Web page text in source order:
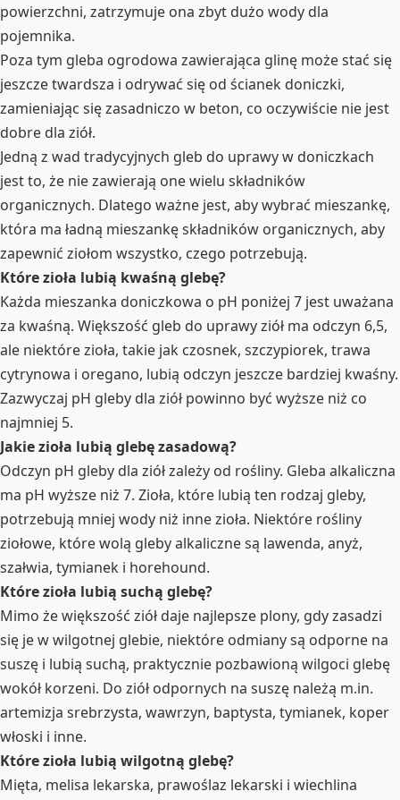
powierzchni, zatrzymuje ona zbyt dużo wody dla
pojemnika.
Poza tym gleba ogrodowa zawierająca glinę może stać się
jeszcze twardsza i odrywać się od ścianek doniczki,
zamieniając się zasadniczo w beton, co oczywiście nie jest
dobre dla ziół.
Jedną z wad tradycyjnych gleb do uprawy w doniczkach
jest to, że nie zawierają one wielu składników
organicznych. Dlatego ważne jest, aby wybrać mieszankę,
która ma ładną mieszankę składników organicznych, aby
zapewnić ziołom wszystko, czego potrzebują.
Które zioła lubią kwaśną glebę?
Każda mieszanka doniczkowa o pH poniżej 7 jest uważana
za kwaśną. Większość gleb do uprawy ziół ma odczyn 6,5,
ale niektóre zioła, takie jak czosnek, szczypiorek, trawa
cytrynowa i oregano, lubią odczyn jeszcze bardziej kwaśny.
Zazwyczaj pH gleby dla ziół powinno być wyższe niż co
najmniej 5.
Jakie zioła lubią glebę zasadową?
Odczyn pH gleby dla ziół zależy od rośliny. Gleba alkaliczna
ma pH wyższe niż 7. Zioła, które lubią ten rodzaj gleby,
potrzebują mniej wody niż inne zioła. Niektóre rośliny
ziołowe, które wolą gleby alkaliczne są lawenda, anyż,
szałwia, tymianek i horehound.
Które zioła lubią suchą glebę?
Mimo że większość ziół daje najlepsze plony, gdy zasadzi
się je w wilgotnej glebie, niektóre odmiany są odporne na
suszę i lubią suchą, praktycznie pozbawioną wilgoci glebę
wokół korzeni. Do ziół odpornych na suszę należą m.in.
artemizja srebrzysta, wawrzyn, baptysta, tymianek, koper
włoski i inne.
Które zioła lubią wilgotną glebę?
Mięta, melisa lekarska, prawoślaz lekarski i wiechlina